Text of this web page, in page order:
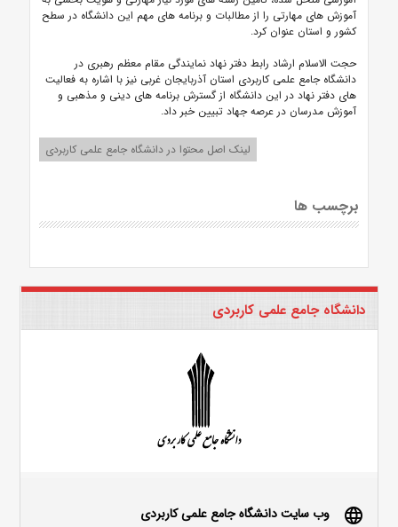
آموزش های مهارتی را از مطالبات و برنامه های مهم این دانشگاه در سطح
کشور و استان عنوان کرد.
حجت الاسلام ارشاد رابط دفتر نهاد نمایندگی مقام معظم رهبری در
دانشگاه جامع علمی کاربردی استان آذربایجان غربی نیز با اشاره به فعالیت
های دفتر نهاد در این دانشگاه از گسترش برنامه های دینی و مذهبی و
آموزش مدرسان در عرصه جهاد تبیین خبر داد.
لینک اصل محتوا در دانشگاه جامع علمی کاربردی
برچسب ها
دانشگاه جامع علمی کاربردی
language وب سایت دانشگاه جامع علمی کاربردی